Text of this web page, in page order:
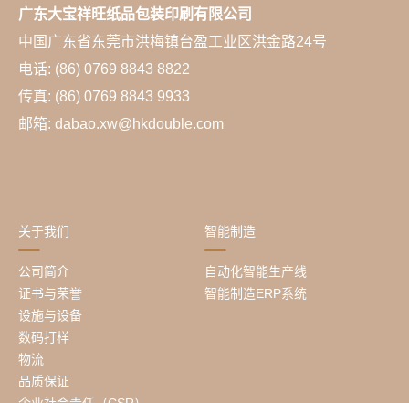
广东大宝祥旺纸品包装印刷有限公司
中国广东省东莞市洪梅镇台盈工业区洪金路24号
电话: (86) 0769 8843 8822
传真: (86) 0769 8843 9933
邮箱: dabao.xw@hkdouble.com
关于我们
公司简介
证书与荣誉
设施与设备
数码打样
物流
品质保证
智能制造
自动化智能生产线
智能制造ERP系统